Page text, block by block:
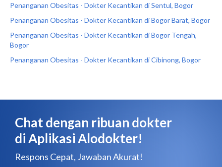
Penanganan Obesitas - Dokter Kecantikan di Sentul, Bogor
Penanganan Obesitas - Dokter Kecantikan di Bogor Barat, Bogor
Penanganan Obesitas - Dokter Kecantikan di Bogor Tengah,
Bogor
Penanganan Obesitas - Dokter Kecantikan di Cibinong, Bogor